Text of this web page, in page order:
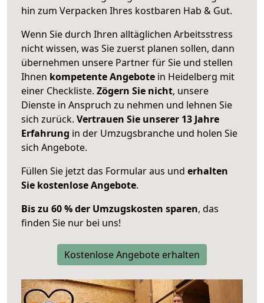
hin zum Verpacken Ihres kostbaren Hab & Gut.
Wenn Sie durch Ihren alltäglichen Arbeitsstress
nicht wissen, was Sie zuerst planen sollen, dann
übernehmen unsere Partner für Sie und stellen
Ihnen kompetente Angebote in Heidelberg mit
einer Checkliste. Zögern Sie nicht, unsere
Dienste in Anspruch zu nehmen und lehnen Sie
sich zurück. Vertrauen Sie unserer 13 Jahre
Erfahrung in der Umzugsbranche und holen Sie
sich Angebote.
Füllen Sie jetzt das Formular aus und erhalten
Sie kostenlose Angebote.
Bis zu 60 % der Umzugskosten sparen, das
finden Sie nur bei uns!
Kostenlose Angebote erhalten